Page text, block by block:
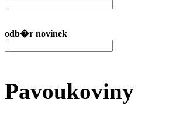
odb�r novinek
Pavoukoviny